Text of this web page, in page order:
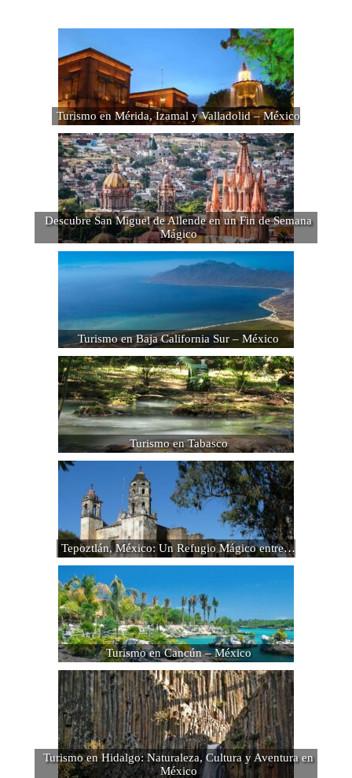
Turismo en Mérida, Izamal y Valladolid – México
Descubre San Miguel de Allende en un Fin de Semana
Mágico
Turismo en Baja California Sur – México
Turismo en Tabasco
Tepoztlán, México: Un Refugio Mágico entre…
Turismo en Cancún – México
Turismo en Hidalgo: Naturaleza, Cultura y Aventura en
México